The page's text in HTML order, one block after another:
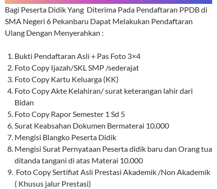
Bagi Peserta Didik Yang Diterima Pada Pendaftaran PPDB di
SMA Negeri 6 Pekanbaru Dapat Melakukan Pendaftaran
Ulang Dengan Menyerahkan :
Bukti Pendaftaran Asli + Pas Foto 3×4
Foto Copy Ijazah/SKL SMP /sederajat
Foto Copy Kartu Keluarga (KK)
Foto Copy Akte Kelahiran/ surat keterangan lahir dari
Bidan
Foto Copy Rapor Semester 1 Sd 5
Surat Keabsahan Dokumen Bermaterai 10.000
Mengisi Blangko Peserta Didik
Mengisi Surat Pernyataan Peserta didik baru dan Orang tua
ditanda tangani di atas Materai 10.000
Foto Copy Sertifiat Asli Prestasi Akademik /Non Akademik
( Khusus jalur Prestasi)